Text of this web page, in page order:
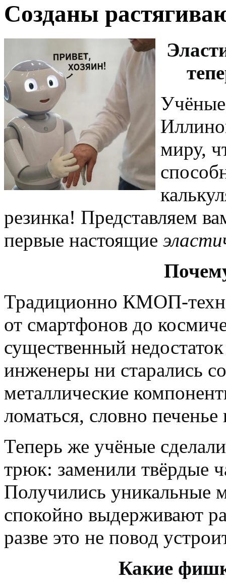
Созданы
Учёные
миру,
резинка! Представляем
первые настоящие
Традиционно КМОП-
от смартфонов до
существенный
инженеры ни старались
металлические
ломаться, словно печенье
Теперь же учёные
трюк: заменили твёрдые
Получились уникальные
спокойно выдерживают
разве это не повод
Какие